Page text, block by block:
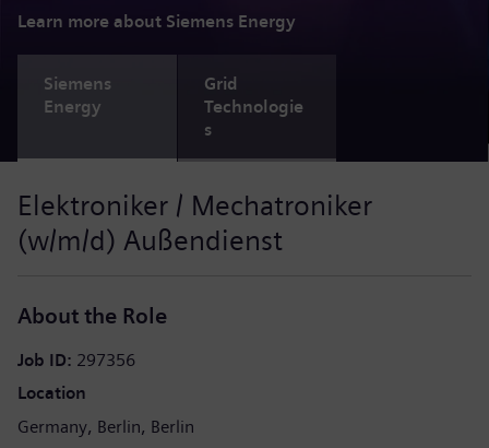
Learn more about Siemens Energy
Siemens
Energy
Grid
Technologie
s
Elektroniker / Mechatroniker
(w/m/d) Außendienst
About the Role
Job ID 297356
Location
Germany Berlin Berlin